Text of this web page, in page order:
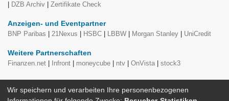
DZB Archiv Zertifikate Check
Anzeigen- und Eventpartner
BNP Paribas
21Nexus HSBC LBBW Morgan Stanley UniCredit
Weitere Partnerschaften
Finanzen.net
Infront moneycube ntv OnVista stock3
Zertifikateberater
Wir speichern und verarbeiten Ihre personenbezogenen